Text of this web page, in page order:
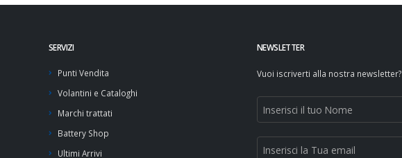
SERVIZI
Punti Vendita
Volantini e Cataloghi
Marchi trattati
Battery Shop
Ultimi Arrivi
NEWSLETTER
Vuoi iscriverti alla nostra newsletter?